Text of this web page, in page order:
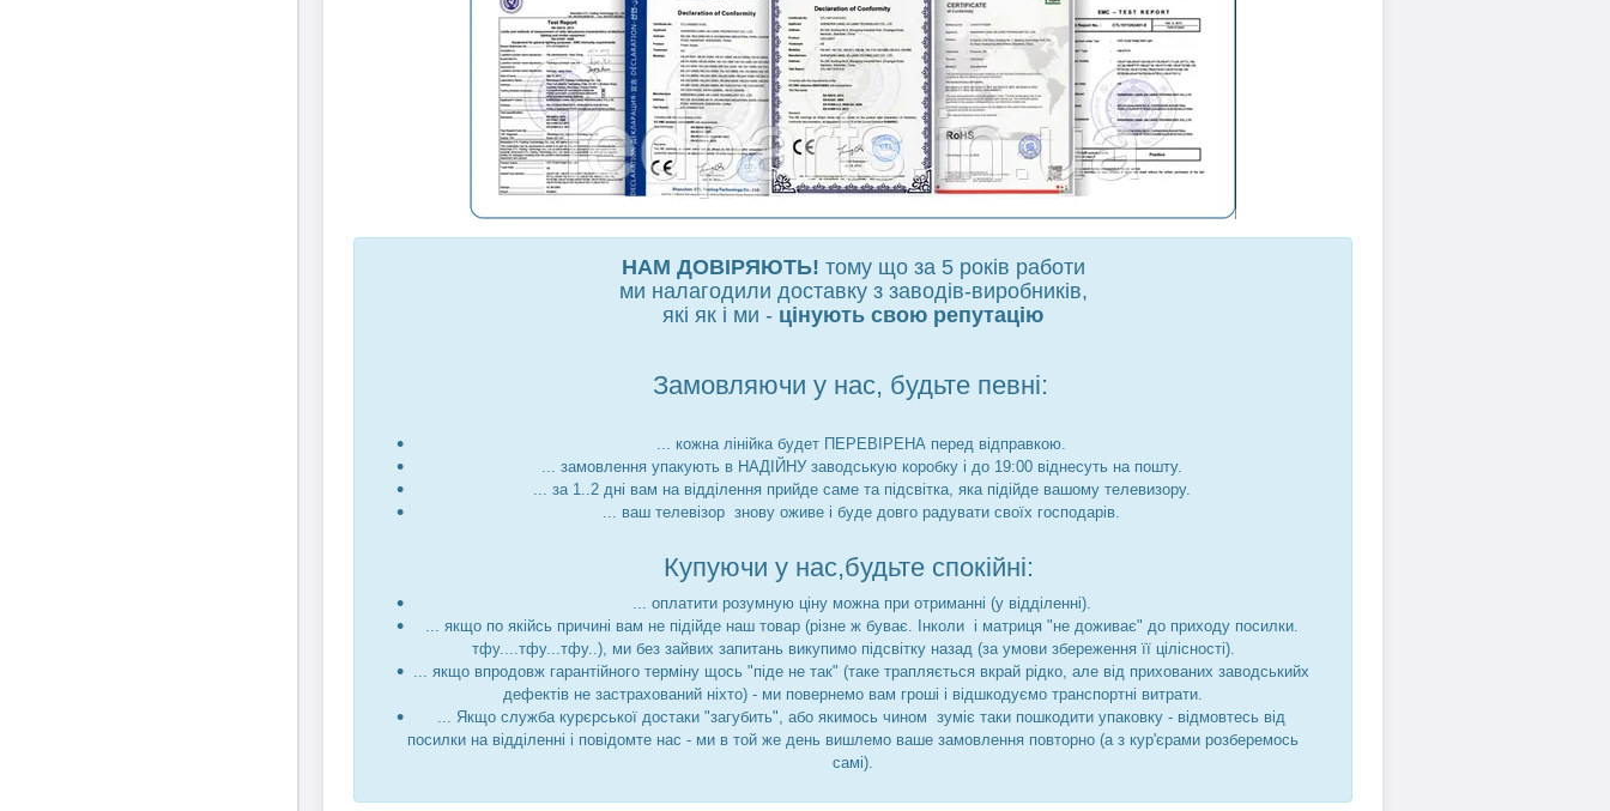
НАМ ДОВІРЯЮТЬ! тому що за 5 років работи
ми налагодили доставку з заводів-виробників,
які як і ми - цінують свою репутацію
Замовляючи у нас, будьте певні:
... кожна лінійка будет ПЕРЕВІРЕНА перед відправкою.
... замовлення упакують в НАДІЙНУ заводськую коробку і до 19:00 віднесуть на пошту.
... за 1..2 дні вам на відділення прийде саме та підсвітка, яка підійде вашому телевизору.
... ваш телевізор знову оживе і буде довго радувати своїх господарів.
Купуючи у нас,будьте спокійні:
... оплатити розумную ціну можна при отриманні (у відділенні).
... якщо по якійсь причині вам не підійде наш товар (різне ж буває. Інколи і матриця "не доживає" до приходу посилки.
тфу....тфу...тфу..), ми без зайвих запитань викупимо підсвітку назад (за умови збереження її цілісності).
... якщо впродовж гарантійного терміну щось "піде не так" (таке трапляється вкрай рідко, але від прихованих заводськийх
дефектів не застрахований ніхто) - ми повернемо вам гроші і відшкодуємо транспортні витрати.
... Якщо служба курєрської достаки "загубить", або якимось чином зуміє таки пошкодити упаковку - відмовтесь від
посилки на відділенні і повідомте нас - ми в той же день вишлемо ваше замовлення повторно (а з кур'єрами розберемось
самі).